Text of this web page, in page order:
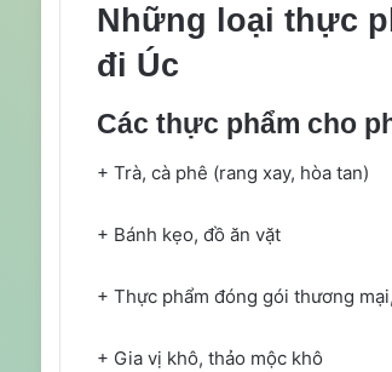
Những loại thực
đi Úc
Các thực phẩm cho
+ Trà, cà phê (rang xay, hòa tan)
+ Bánh kẹo, đồ ăn vặt
+ Thực phẩm đóng gói thương
+ Gia vị khô, thảo mộc khô